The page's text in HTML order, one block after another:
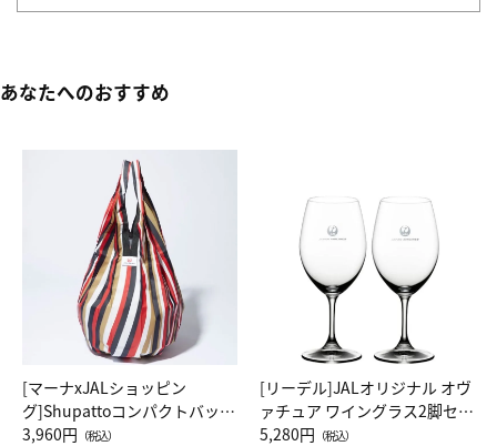
あなたへのおすすめ
[マーナxJALショッピン
グ]Shupattoコンパクトバッグ
Drop JAL客室乗務員（LC）ス
3,960円 （税込）
[リーデル]JALオリジナル オヴ
ァチュア ワイングラス2脚セッ
ト（レッドワイン）
5,280円 （税込）